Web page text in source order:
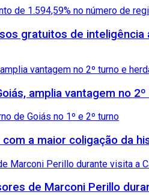
gratuitos de inteligência
amplia vantagem no
a maior coligação da
de Marconi Perillo